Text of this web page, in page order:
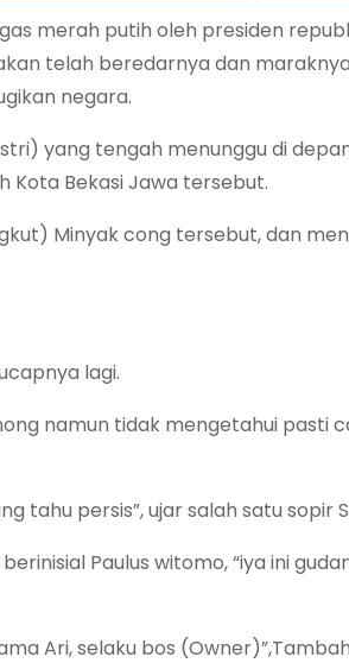
merah putih oleh presiden
telah beredarnya dan
negara.
yang tengah menunggu di
Kota Bekasi Jawa tersebut.
Minyak cong tersebut, dan
lagi.
namun tidak mengetahui pasti
tahu persis”, ujar salah satu sopir
Paulus witomo, “iya ini
Ari, selaku bos